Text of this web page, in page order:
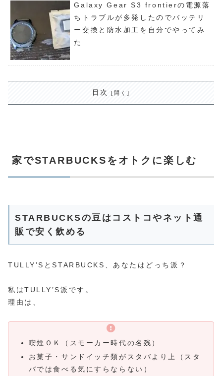
Galaxy Gear S3 frontierの電源落
ちトラブルが多発したのでバッテリ
ー交換と防水加工を自分でやってみ
た
目次
家でSTARBUCKSをオトクに楽しむ
STARBUCKSの豆はコストコやネット通
販で安く飲める
TULLY’SとSTARBUCKS、あなたはどっち派？
私はTULLY’S派です。
理由は、
喫煙ＯＫ（スモーカー時代の名残）
お菓子・サンドイッチ類がスタバより上（スタ
バでは食べる気にすらならない）